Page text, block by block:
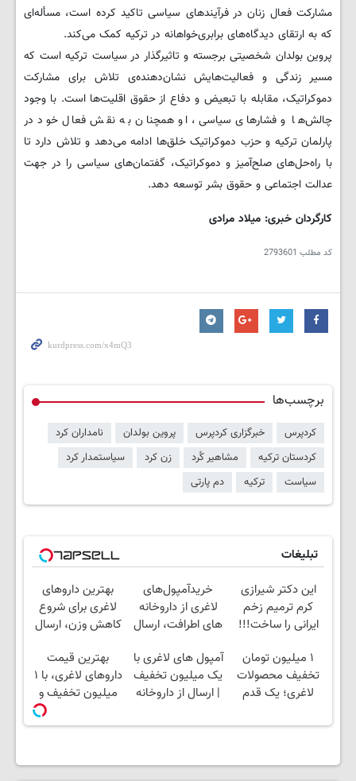
مشارکت فعال زنان در فرآیندهای سیاسی تاکید کرده است، مسأله‌ای
که به ارتقای دیدگاه‌های برابری‌خواهانه در ترکیه کمک می‌کند.
پروین بولدان شخصیتی برجسته و تاثیرگذار در سیاست ترکیه است که
مسیر زندگی و فعالیت‌هایش نشان‌دهنده‌ی تلاش برای مشارکت
دموکراتیک، مقابله با تبعیض و دفاع از حقوق اقلیت‌ها است. با وجود
چالش‌ها و فشارهای سیاسی، او همچنان به نقش فعال خود در
پارلمان ترکیه و حزب دموکراتیک خلق‌ها ادامه می‌دهد و تلاش دارد تا
با راه‌حل‌های صلح‌آمیز و دموکراتیک، گفتمان‌های سیاسی را در جهت
عدالت اجتماعی و حقوق بشر توسعه دهد.
کارگردان خبری: میلاد مرادی
کد مطلب 2793601
برچسب‌ها
کردپرس خبرگزاری کردپرس پروین بولدان
نامداران کرد
کردستان ترکیه
مشاهیر کُرد زن کرد
سیاستمدار کرد
سیاست
ترکیه دم پارتی
تبلیغات
این دکتر شیرازی
کرم ترمیم زخم
ایرانی را ساخت!!!
خریدآمپول‌های
لاغری از داروخانه
های اطرافت، ارسال
یخ!
بهترین داروهای
لاغری برای شروع
کاهش وزن، ارسال
نزدیکت!
۱ میلیون تومان
تخفیف محصولات
لاغری؛ یک قدم
کاهش وزن
آمپول های لاغری با
یک میلیون تخفیف
| ارسال از داروخانه
بهترین قیمت
داروهای لاغری، با ۱
میلیون تخفیف و
ارسال از داروخانه‌